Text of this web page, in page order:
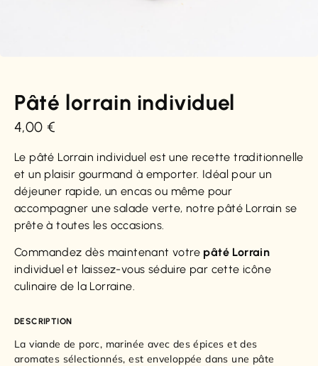
Pâté lorrain individuel
4,00 €
Le pâté Lorrain individuel est une recette traditionnelle
et un plaisir gourmand à emporter. Idéal pour un
déjeuner rapide, un encas ou même pour
accompagner une salade verte, notre pâté Lorrain se
prête à toutes les occasions.
Commandez dès maintenant votre pâté Lorrain
individuel et laissez-vous séduire par cette icône
culinaire de la Lorraine.
DESCRIPTION
La viande de porc, marinée avec des épices et des
aromates sélectionnés, est enveloppée dans une pâte